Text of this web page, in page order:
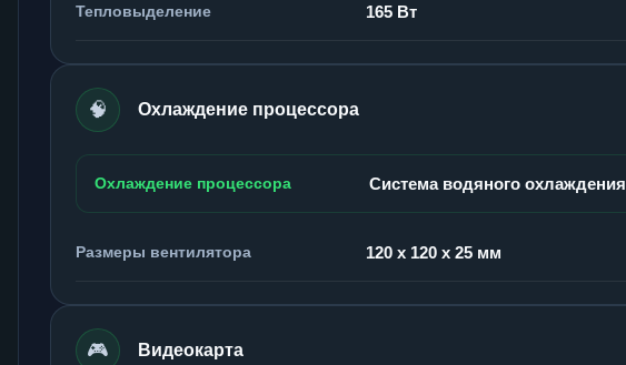
Тепловыделение 165 Вт
🧠 Охлаждение процессора
Охлаждение процессора Система водяного охлаждения
Размеры вентилятора 120 x 120 x 25 мм
🎮 Видеокарта